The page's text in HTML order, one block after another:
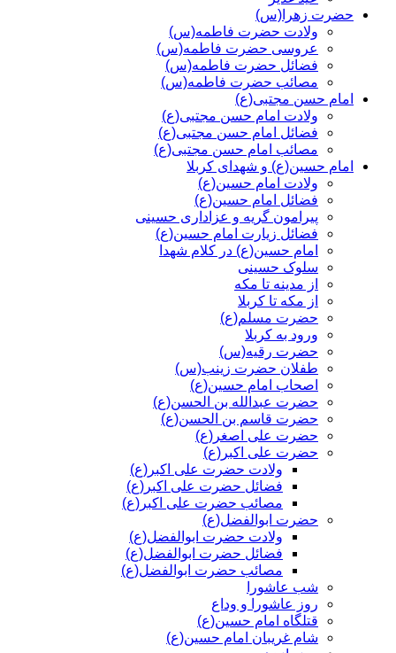
حضرت زهرا(س)
ولادت حضرت فاطمه(س)
عروسی حضرت فاطمه(س)
فضائل حضرت فاطمه(س)
مصائب حضرت فاطمه(س)
امام حسن مجتبی(ع)
ولادت امام حسن مجتبی(ع)
فضائل امام حسن مجتبی(ع)
مصائب امام حسن مجتبی(ع)
امام حسین(ع) و شهدای کربلا
ولادت امام حسین(ع)
فضائل امام حسین(ع)
پیرامون گریه و عزاداری حسینی
فضائل زیارت امام حسین(ع)
امام حسین(ع) در کلام شهدا
سلوک حسینی
از مدینه تا مکه
از مکه تا کربلا
حضرت مسلم(ع)
ورود به کربلا
حضرت رقیه(س)
طفلان حضرت زینب(س)
اصحاب امام حسین(ع)
حضرت عبدالله بن الحسن(ع)
حضرت قاسم بن الحسن(ع)
حضرت علی اصغر(ع)
حضرت علی اکبر(ع)
ولادت حضرت علی اکبر(ع)
فضائل حضرت علی اکبر(ع)
مصائب حضرت علی اکبر(ع)
حضرت ابوالفضل(ع)
ولادت حضرت ابوالفضل(ع)
فضائل حضرت ابوالفضل(ع)
مصائب حضرت ابوالفضل(ع)
شب عاشورا
روز عاشورا و وداع
قتلگاه امام حسین(ع)
شام غریبان امام حسین(ع)